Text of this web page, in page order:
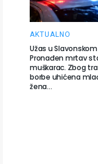
AKTUALNO
Užas u
Pronađen mrtav
muškarac. Zbog
borbe uhićena
žena…